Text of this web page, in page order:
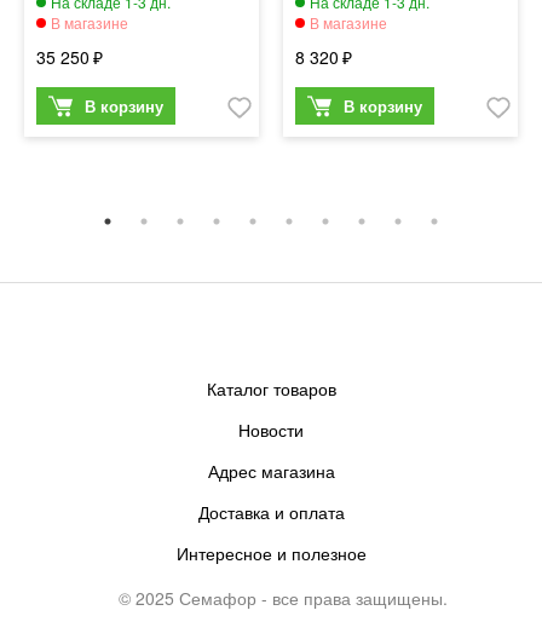
35 250 8 320
Каталог товаров
Новости
Адрес магазина
Доставка и оплата
Интересное и полезное
© 2025 Семафор - все права защищены.